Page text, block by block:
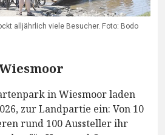
alljährlich viele Besucher. Foto: Bodo
in Wiesmoor laden
zur Landpartie ein: Von 10
rund 100 Aussteller ihr